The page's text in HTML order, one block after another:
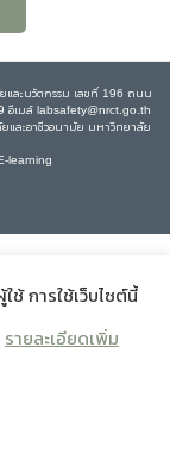
และนวัตกรรม เลขที่ 196 ถนน
อีเมล์ labsafety@nrct.go.th
ละอาชีวอนามัย มหาวิทยาลัย
learning
ช้ การใช้เว็บไซต์นี้
รายละเอียดเพิ่ม